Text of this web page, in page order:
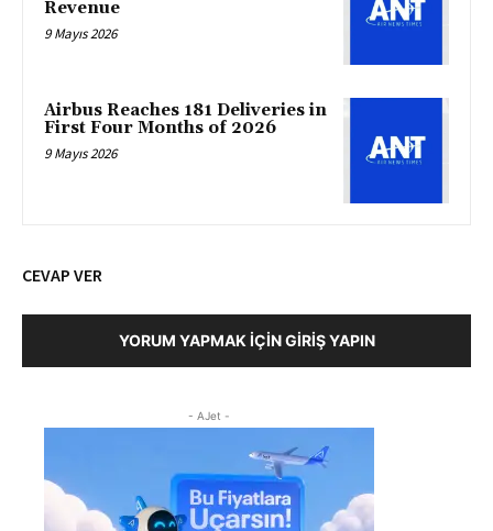
Revenue
9 Mayıs 2026
Airbus Reaches 181 Deliveries in
First Four Months of 2026
9 Mayıs 2026
CEVAP VER
YORUM YAPMAK İÇIN GIRIŞ YAPIN
- AJet -